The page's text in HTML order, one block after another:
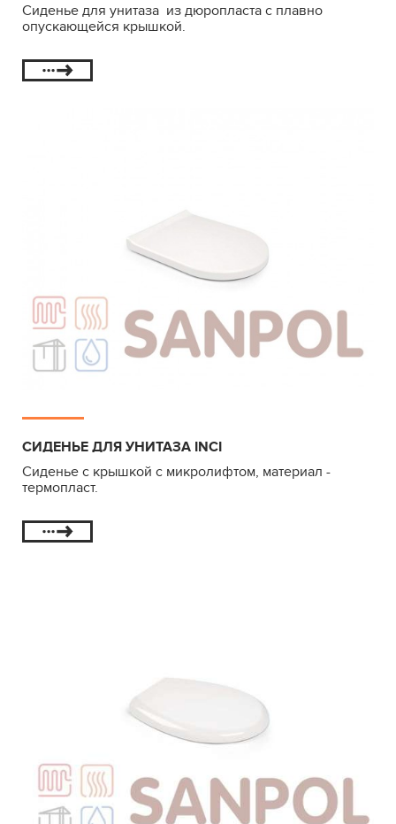
Сиденье для унитаза из дюропласта с плавно
опускающейся крышкой.
СИДЕНЬЕ ДЛЯ УНИТАЗА INCI
Сиденье с крышкой с микролифтом, материал -
термопласт.